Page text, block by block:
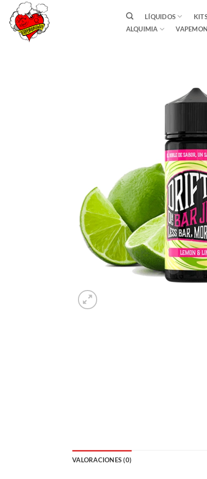
Saltar
contenido
LÍQUIDOS
ALQUIMIA
VALORACIONES (0)